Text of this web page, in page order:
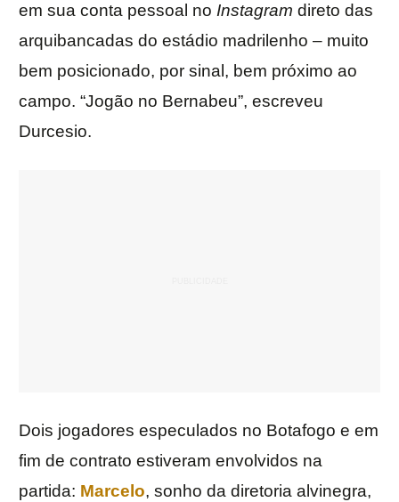
em sua conta pessoal no Instagram direto das
arquibancadas do estádio madrilenho – muito
bem posicionado, por sinal, bem próximo ao
campo. “Jogão no Bernabeu”, escreveu
Durcesio.
Dois jogadores especulados no Botafogo e em
fim de contrato estiveram envolvidos na
partida: Marcelo, sonho da diretoria alvinegra,